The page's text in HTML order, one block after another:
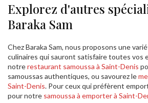
Explorez d'autres
Baraka Sam
Chez Baraka Sam, nous proposons une
culinaires qui sauront satisfaire toutes vos
notrerestaurant samoussa à Saint-Denis
samoussas authentiques, ou savourez le
Saint-Denis. Pour ceux qui préfèrent
pour notre samoussa à emporter à Saint-